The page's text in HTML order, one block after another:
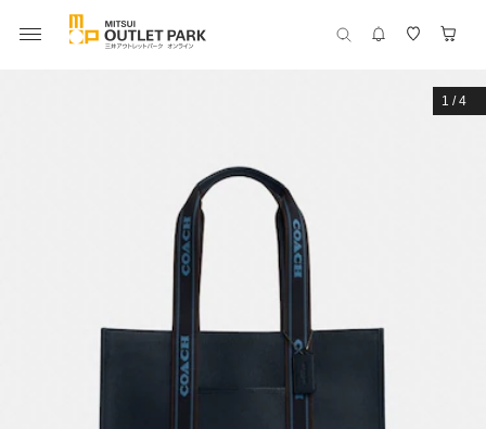
1 /4